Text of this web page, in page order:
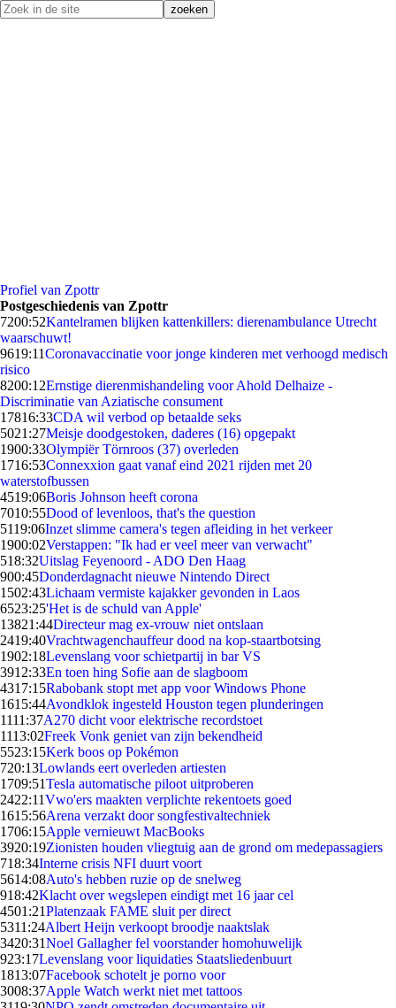
Profiel van Zpottr
Postgeschiedenis van Zpottr
7200:52Kantelramen blijken kattenkillers: dierenambulance Utrecht
waarschuwt!
9619:11Coronavaccinatie voor jonge kinderen met verhoogd medisch
risico
8200:12Ernstige dierenmishandeling voor Ahold Delhaize -
Discriminatie van Aziatische consument
17816:33CDA wil verbod op betaalde seks
5021:27Meisje doodgestoken, daderes (16) opgepakt
1900:33Olympiër Törnroos (37) overleden
1716:53Connexxion gaat vanaf eind 2021 rijden met 20
waterstofbussen
4519:06Boris Johnson heeft corona
7010:55Dood of levenloos, that's the question
5119:06Inzet slimme camera's tegen afleiding in het verkeer
1900:02Verstappen: "Ik had er veel meer van verwacht"
518:32Uitslag Feyenoord - ADO Den Haag
900:45Donderdagnacht nieuwe Nintendo Direct
1502:43Lichaam vermiste kajakker gevonden in Laos
6523:25'Het is de schuld van Apple'
13821:44Directeur mag ex-vrouw niet ontslaan
2419:40Vrachtwagenchauffeur dood na kop-staartbotsing
1902:18Levenslang voor schietpartij in bar VS
3912:33En toen hing Sofie aan de slagboom
4317:15Rabobank stopt met app voor Windows Phone
1615:44Avondklok ingesteld Houston tegen plunderingen
1111:37A270 dicht voor elektrische recordstoet
1113:02Freek Vonk geniet van zijn bekendheid
5523:15Kerk boos op Pokémon
720:13Lowlands eert overleden artiesten
1709:51Tesla automatische piloot uitproberen
2422:11Vwo'ers maakten verplichte rekentoets goed
1615:56Arena verzakt door songfestivaltechniek
1706:15Apple vernieuwt MacBooks
3920:19Zionisten houden vliegtuig aan de grond om medepassagiers
718:34Interne crisis NFI duurt voort
5614:08Auto's hebben ruzie op de snelweg
918:42Klacht over wegslepen eindigt met 16 jaar cel
4501:21Platenzaak FAME sluit per direct
5311:24Albert Heijn verkoopt broodje naaktslak
3420:31Noel Gallagher fel voorstander homohuwelijk
923:17Levenslang voor liquidaties Staatsliedenbuurt
1813:07Facebook schotelt je porno voor
3008:37Apple Watch werkt niet met tattoos